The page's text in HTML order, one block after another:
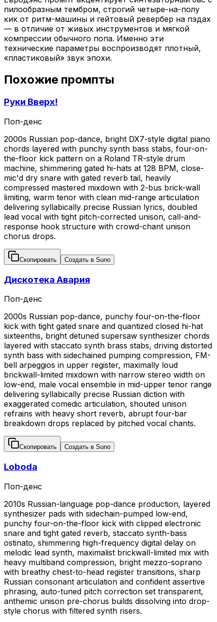
пилообразным тембром, строгий четыре-на-полу
кик от ритм-машины и гейтовый ревербер на пэдах
— в отличие от живых инструментов и мягкой
компрессии обычного попа. Именно эти
технические параметры воспроизводят плотный,
«пластиковый» звук эпохи.
Похожие промпты
Руки Вверх!
Поп-денс
2000s Russian pop-dance, bright DX7-style digital piano
chords layered with punchy synth bass stabs, four-on-
the-floor kick pattern on a Roland TR-style drum
machine, shimmering gated hi-hats at 128 BPM, close-
mic'd dry snare with gated reverb tail, heavily
compressed mastered mixdown with 2-bus brick-wall
limiting, warm tenor with clean mid-range articulation
delivering syllabically precise Russian lyrics, doubled
lead vocal with tight pitch-corrected unison, call-and-
response hook structure with crowd-chant unison
chorus drops.
Скопировать Создать в Suno
Дискотека Авария
Поп-денс
2000s Russian pop-dance, punchy four-on-the-floor
kick with tight gated snare and quantized closed hi-hat
sixteenths, bright detuned supersaw synthesizer chords
layered with staccato synth brass stabs, driving distorted
synth bass with sidechained pumping compression, FM-
bell arpeggios in upper register, maximally loud
brickwall-limited mixdown with narrow stereo width on
low-end, male vocal ensemble in mid-upper tenor range
delivering syllabically precise Russian diction with
exaggerated comedic articulation, shouted unison
refrains with heavy short reverb, abrupt four-bar
breakdown drops replaced by pitched vocal chants.
Скопировать Создать в Suno
Loboda
Поп-денс
2010s Russian-language pop-dance production, layered
synthesizer pads with sidechain-pumped low-end,
punchy four-on-the-floor kick with clipped electronic
snare and tight gated reverb, staccato synth-bass
ostinato, shimmering high-frequency digital delay on
melodic lead synth, maximalist brickwall-limited mix with
heavy multiband compression, bright mezzo-soprano
with breathy chest-to-head register transitions, sharp
Russian consonant articulation and confident assertive
phrasing, auto-tuned pitch correction set transparent,
anthemic unison pre-chorus builds dissolving into drop-
style chorus with filtered synth risers.